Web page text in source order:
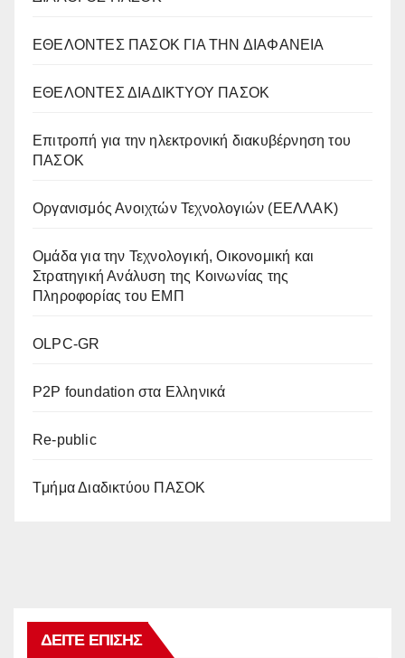
ΕΘΕΛΟΝΤΕΣ ΠΑΣΟΚ ΓΙΑ ΤΗΝ ΔΙΑΦΑΝΕΙΑ
ΕΘΕΛΟΝΤΕΣ ΔΙΑΔΙΚΤΥΟΥ ΠΑΣΟΚ
Επιτροπή για την ηλεκτρονική διακυβέρνηση του
ΠΑΣΟΚ
Οργανισμός Ανοιχτών Τεχνολογιών (ΕΕΛΛΑΚ)
Oμάδα για την Τεχνολογική, Οικονομική και
Στρατηγική Ανάλυση της Κοινωνίας της
Πληροφορίας του ΕΜΠ
OLPC-GR
P2P foundation στα Ελληνικά
Re-public
Tμήμα Διαδικτύου ΠΑΣΟΚ
ΔΕΊΤΕ ΕΠΊΣΗΣ